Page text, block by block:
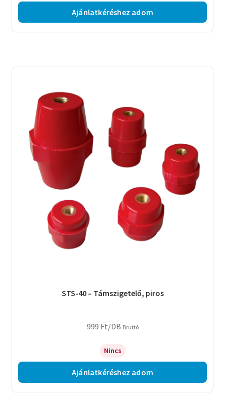
Ajánlatkéréshez adom
STS-40 – Támszigetelő, piros
999 Ft/DB Bruttó
Nincs
Ajánlatkéréshez adom